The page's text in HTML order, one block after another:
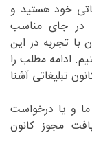
خود هستید و
در جای مناسب
تجربه در این
ادامه مطلب را
تبلیغاتی آشنا
ما و یا درخواست
مجوز کانون